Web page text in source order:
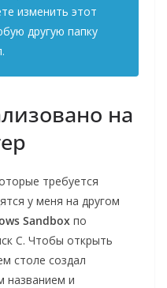
изменить этот
другую папку
на
требуется
у меня на другом
Sandbox по
C. Чтобы открыть
столе создал
названием и